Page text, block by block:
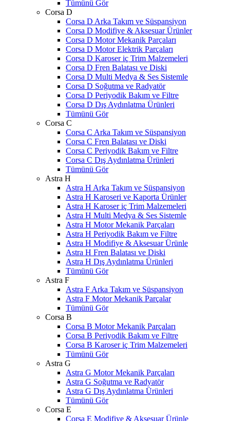
Tümünü Gör
Corsa D
Corsa D Arka Takım ve Süspansiyon
Corsa D Modifiye & Aksesuar Ürünler
Corsa D Motor Mekanik Parçaları
Corsa D Motor Elektrik Parçaları
Corsa D Karoser iç Trim Malzemeleri
Corsa D Fren Balatası ve Diski
Corsa D Multi Medya & Ses Sistemle
Corsa D Soğutma ve Radyatör
Corsa D Periyodik Bakım ve Filtre
Corsa D Dış Aydınlatma Ürünleri
Tümünü Gör
Corsa C
Corsa C Arka Takım ve Süspansiyon
Corsa C Fren Balatası ve Diski
Corsa C Periyodik Bakım ve Filtre
Corsa C Dış Aydınlatma Ürünleri
Tümünü Gör
Astra H
Astra H Arka Takım ve Süspansiyon
Astra H Karoseri ve Kaporta Ürünler
Astra H Karoser iç Trim Malzemeleri
Astra H Multi Medya & Ses Sistemle
Astra H Motor Mekanik Parçaları
Astra H Periyodik Bakım ve Filtre
Astra H Modifiye & Aksesuar Ürünle
Astra H Fren Balatası ve Diski
Astra H Dış Aydınlatma Ürünleri
Tümünü Gör
Astra F
Astra F Arka Takım ve Süspansiyon
Astra F Motor Mekanik Parçalar
Tümünü Gör
Corsa B
Corsa B Motor Mekanik Parçaları
Corsa B Periyodik Bakım ve Filtre
Corsa B Karoser iç Trim Malzemeleri
Tümünü Gör
Astra G
Astra G Motor Mekanik Parçaları
Astra G Soğutma ve Radyatör
Astra G Dış Aydınlatma Ürünleri
Tümünü Gör
Corsa E
Corsa E Modifiye & Aksesuar Ürünle